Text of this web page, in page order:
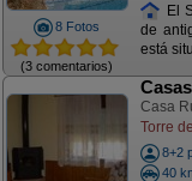
8 Fotos
(3 comentarios)
El
de
está
Casa
Torre
8+2
40